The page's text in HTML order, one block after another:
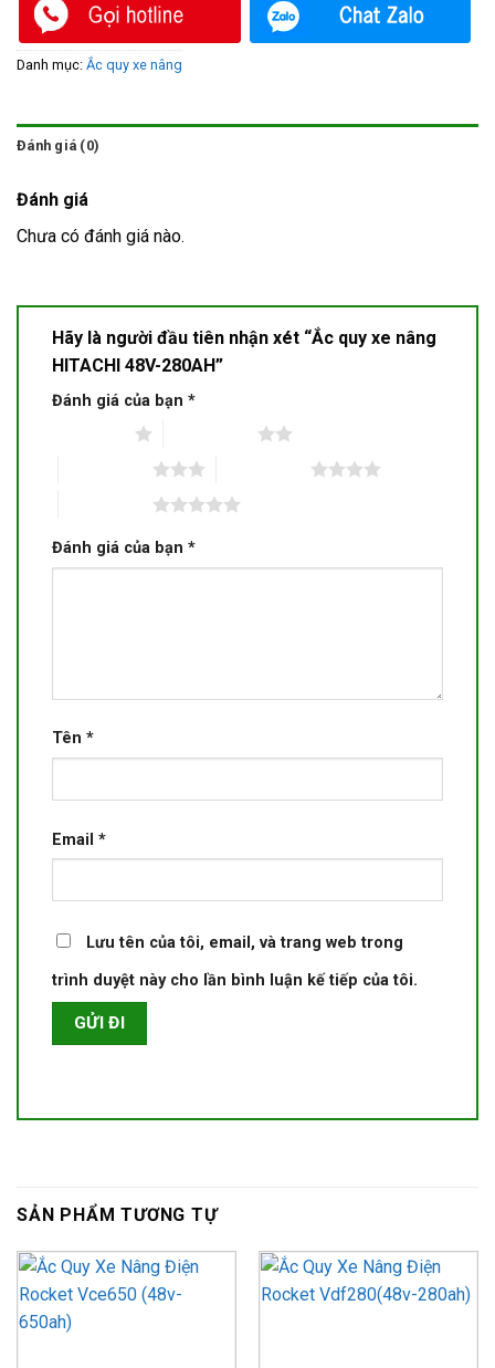
Danh mục: Ắc quy xe nâng
Đánh giá (0)
Đánh giá
Chưa có đánh giá nào.
Hãy là người đầu tiên nhận xét “Ắc quy xe nâng
HITACHI 48V-280AH”
Đánh giá của bạn *
Đánh giá của bạn *
Tên *
Email *
Lưu tên của tôi, email, và trang web trong
trình duyệt này cho lần bình luận kế tiếp của tôi.
SẢN PHẨM TƯƠNG TỰ